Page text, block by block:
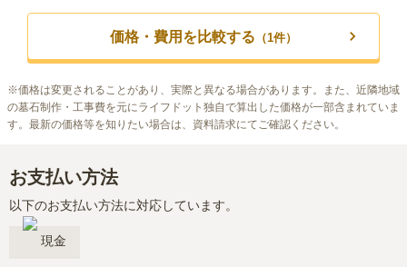
価格・費用を比較する （1件）
※価格は変更されることがあり、実際と異なる場合があります。また、近隣地域
の墓石制作・工事費を元にライフドット独自で算出した価格が一部含まれていま
す。最新の価格等を知りたい場合は、資料請求にてご確認ください。
お支払い方法
以下のお支払い方法に対応しています。
現金